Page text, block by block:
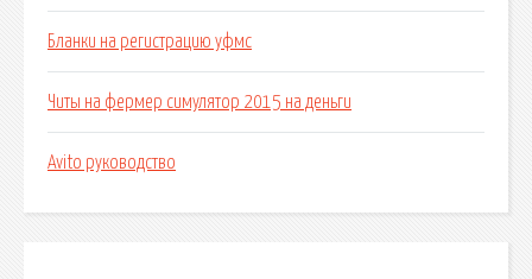
Бланки на регистрацию уфмс
Читы на фермер симулятор 2015 на деньги
Avito руководство